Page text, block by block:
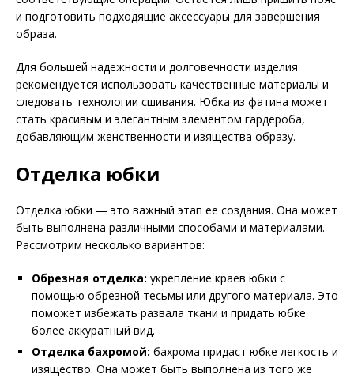
и подготовить подходящие аксессуары для завершения
образа.
Для большей надежности и долговечности изделия
рекомендуется использовать качественные материалы и
следовать технологии сшивания. Юбка из фатина может
стать красивым и элегантным элементом гардероба,
добавляющим женственности и изящества образу.
Отделка юбки
Отделка юбки — это важный этап ее создания. Она может
быть выполнена различными способами и материалами.
Рассмотрим несколько вариантов:
Обрезная отделка: укрепление краев юбки с
помощью обрезной тесьмы или другого материала. Это
поможет избежать развала ткани и придать юбке
более аккуратный вид.
Отделка бахромой: бахрома придаст юбке легкость и
изящество. Она может быть выполнена из того же